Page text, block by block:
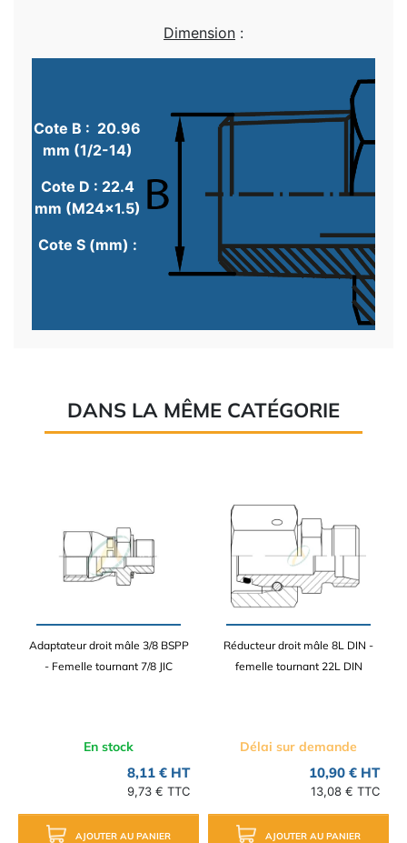
Dimension :
Cote B : 20.96
mm (1/2-14)
Cote D : 22.4
mm (M24x1.5)
Cote S (mm) :
DANS LA MÊME CATÉGORIE
Adaptateur droit mâle 3/8 BSPP
- Femelle tournant 7/8 JIC
En stock
8,11 € HT
9,73 € TTC
AJOUTER AU PANIER
Réducteur droit mâle 8L DIN -
femelle tournant 22L DIN
Délai sur demande
10,90 € HT
13,08 € TTC
AJOUTER AU PANIER